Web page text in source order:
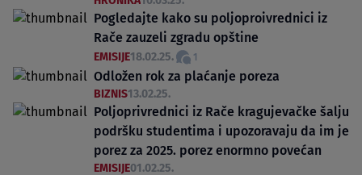
Pogledajte kako su poljoproivrednici iz
Rače zauzeli zgradu opštine
EMISIJE18.02.25. 1
Odložen rok za plaćanje poreza
BIZNIS13.02.25.
Poljoprivrednici iz Rače kragujevačke šalju
podršku studentima i upozoravaju da im je
porez za 2025. porez enormno povećan
EMISIJE01.02.25.